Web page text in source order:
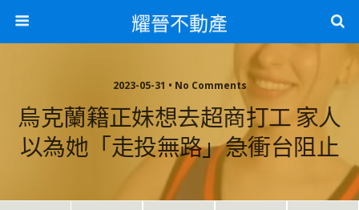
耀晉不動產
2023-05-31 • No Comments
烏克蘭籍正妹想去超商打工 家人
以為她「走投無路」急衝台阻止